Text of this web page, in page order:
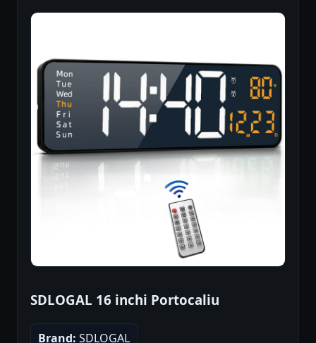
SDLOGAL 16 inchi Portocaliu
Brand: SDLOGAL